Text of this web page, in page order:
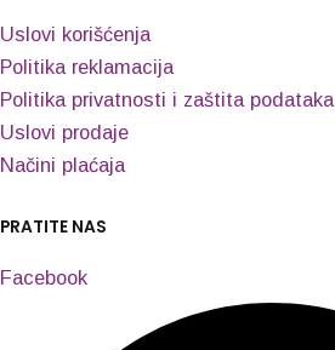
Uslovi korišćenja
Politika reklamacija
Politika privatnosti i zaštita podataka
Uslovi prodaje
Načini plaćaja
PRATITE NAS
Facebook